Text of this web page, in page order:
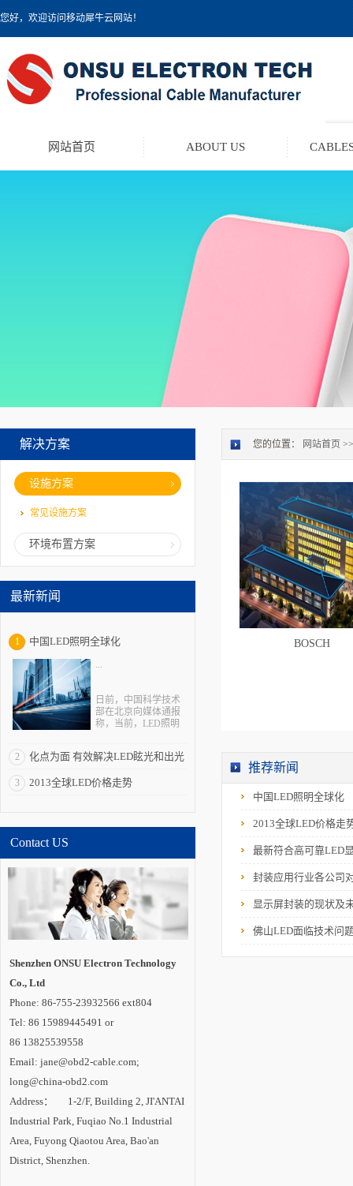
您好，欢迎访问移动犀牛云网站！
网站首页 ABOUT US
解决方案
设施方案
常见设施方案
环境布置方案
最新新闻
1 中国LED照明全球化
...
日前，中国科学技术
部在北京向媒体通报
称，当前，LED照明
应，被全球多个国家
业。“LED照明是一个
环”。 在与发达国
合作计划，中国半导
体照明国家重点实验
室在荷兰代尔夫特大
学建立海外研发实体
机构“国际开放创新中
心”，并共同培养博士
及博士后。中国还与
应用、标准检测、示
范工程评价和产品循
斯、南非建立“金砖国
家半导体照明合作平
设。 内专家认
为，LED照明已成为
命，在照明产业变革
着技术进步的推动和
市场需求的拉动，
2 化点为面 有效解决LED眩光和出光
效率低问题
3 2013全球LED价格走势
Contact US
Shenzhen ONSU Electron Technology
Co., Ltd
Phone: 86-755-23932566 ext804
Tel: 86 15989445491 or
86 13825539558
Email: jane@obd2-cable.com;
long@china-obd2.com
Address： 1-2/F, Building 2, JI'ANTAI
Industrial Park, Fuqiao No.1 Industrial
Area, Fuyong Qiaotou Area, Bao'an
District, Shenzhen.
您的位置： 网站首页 >>
BOSCH
推荐新闻
中国LED照明全球化
2013全球LED价格走
最新符合高可靠LED
封装应用行业各公司
显示屏封装的现状及
佛山LED面临技术问